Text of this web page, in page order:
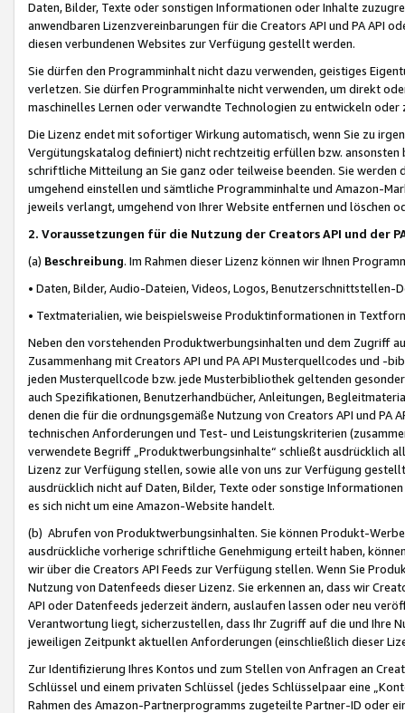
Daten, Bilder, Texte oder sonstigen Informationen oder Inhalte
anwendbaren Lizenzvereinbarungen für die Creators API und PA API
diesen verbundenen Websites zur Verfügung gestellt werden.
Sie dürfen den Programminhalt nicht dazu verwenden, geistiges
verletzen. Sie dürfen Programminhalte nicht verwenden, um direkt
maschinelles Lernen oder verwandte Technologien zu entwickeln
Die Lizenz endet mit sofortiger Wirkung automatisch, wenn Sie zu
Vergütungskatalog definiert) nicht rechtzeitig erfüllen bzw. ansonsten
schriftliche Mitteilung an Sie ganz oder teilweise beenden. Sie werden
umgehend einstellen und sämtliche Programminhalte und Amazon-
jeweils verlangt, umgehend von Ihrer Website entfernen und löschen
2. Voraussetzungen für die Nutzung der Creators API und der
(a) Beschreibung. Im Rahmen dieser Lizenz können wir Ihnen
• Daten, Bilder, Audio-Dateien, Videos, Logos, Benutzerschnittstellen-
• Textmaterialien, wie beispielsweise Produktinformationen in
Neben den vorstehenden Produktwerbungsinhalten und dem Zugriff
Zusammenhang mit Creators API und PA API Musterquellcodes und
jeden Musterquellcode bzw. jede Musterbibliothek geltenden
auch Spezifikationen, Benutzerhandbücher, Anleitungen,
denen die für die ordnungsgemäße Nutzung von Creators API und PA
technischen Anforderungen und Test- und Leistungskriterien
verwendete Begriff „Produktwerbungsinhalte“ schließt ausdrücklich
Lizenz zur Verfügung stellen, sowie alle von uns zur Verfügung
ausdrücklich nicht auf Daten, Bilder, Texte oder sonstige
es sich nicht um eine Amazon-Website handelt.
(b) Abrufen von Produktwerbungsinhalten. Sie können Produkt-
ausdrückliche vorherige schriftliche Genehmigung erteilt haben,
wir über die Creators API Feeds zur Verfügung stellen. Wenn Sie
Nutzung von Datenfeeds dieser Lizenz. Sie erkennen an, dass wir
API oder Datenfeeds jederzeit ändern, auslaufen lassen oder neu
Verantwortung liegt, sicherzustellen, dass Ihr Zugriff auf die und Ihre
jeweiligen Zeitpunkt aktuellen Anforderungen (einschließlich dieser
Zur Identifizierung Ihres Kontos und zum Stellen von Anfragen an
Schlüssel und einem privaten Schlüssel (jedes Schlüsselpaar eine
Rahmen des Amazon-Partnerprogramms zugeteilte Partner-ID oder